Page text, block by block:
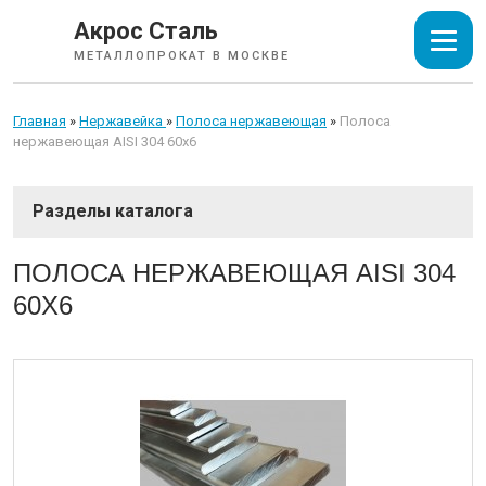
Акрос Сталь
МЕТАЛЛОПРОКАТ В МОСКВЕ
Главная » Нержавейка » Полоса нержавеющая » Полоса
нержавеющая AISI 304 60х6
СОРТОВОЙ ПРОКАТ
ТРУБЫ
ЛИСТОВОЙ ПРОКАТ
ПОЛОСА НЕРЖАВЕЮЩАЯ AISI 304
60Х6